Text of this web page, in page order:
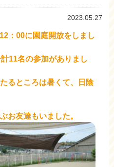
2023.05.27
：00に園庭開放をしまし
11名の参加がありまし
るところは暑くて、日陰
お友達もいました。